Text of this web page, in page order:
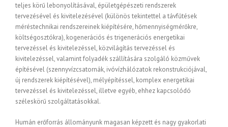
teljes körű lebonyolításával, épületgépészeti rendszerek
tervezésével és kivitelezésével (különös tekintettel a távfűtések
méréstechnikai rendszereinek kiépítésére, hőmennyiségmérőkre,
költségosztókra), kogenerációs és trigenerációs energetikai
tervezéssel és kivitelezéssel, közvilágítás tervezéssel és
kivitelezéssel, valamint folyadék szállítására szolgáló közművek
építésével (szennyvízcsatornák, ivóvízhálózatok rekonstrukciójával,
új rendszerek kiépítésével), mélyépítéssel, komplex energetikai
tervezéssel és kivitelezéssel, illetve egyéb, ehhez kapcsolódó
széleskörű szolgáltatásokkal.
Humán erőforrás állományunk magasan képzett és nagy gyakorlati